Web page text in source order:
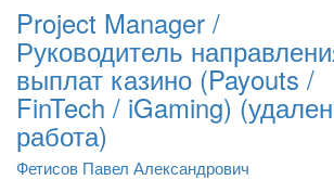
Project Manager /
Руководитель
выплат казино (Payouts /
FinTech / iGaming)
работа)
Фетисов Павел Александрович